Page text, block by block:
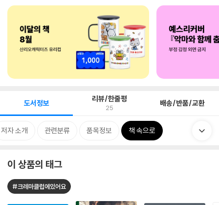
도서정보 리뷰/한줄평
25 배송/반품/교환
저자 소개 관련분류 품목정보 책 속으로
이 상품의 태그
#크레마클럽에있어요